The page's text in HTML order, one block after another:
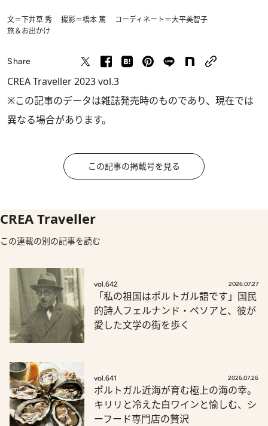
文＝下井草 秀 撮影＝橋本 篤 コーディネート＝大平美智子
旅＆お出かけ
Share
CREA Traveller 2023 vol.3
※この記事のデータは雑誌発売時のものであり、現在では
異なる場合があります。
この記事の掲載号を見る
CREA Traveller
この連載の別の記事を読む
vol.642 2026.07.27
「私の祖国はポルトガル語です」国民
的詩人フェルナンド・ペソアと、彼が
愛した文学の街を歩く
vol.641 2026.07.26
ポルトガル近海が育む極上の海の幸。
キリリと冷えた白ワインと愉しむ、シ
ーフード専門店の贅沢